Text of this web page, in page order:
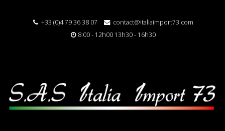
+33 (0)4 79 36 38 07
contact@italiaimport73.com
8:00 - 12h00 13h30 - 16h30